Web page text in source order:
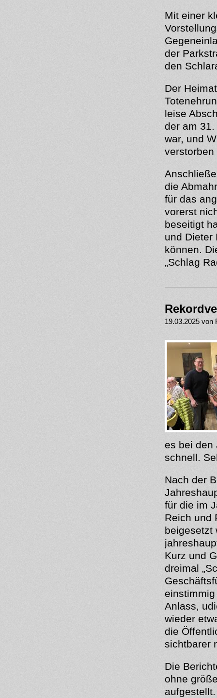
Mit einer
der
den
Der
leise
der am
war, und
verstorben
die
für das
vorerst
beseitigt
und Dieter
können.
„Schlag
19.03.2025 von
es bei den
schnell.
Nach der
für die im
Reich und
beigesetzt
Kurz und
dreimal
Anlass,
wieder
die
sichtbarer
Die
ohne